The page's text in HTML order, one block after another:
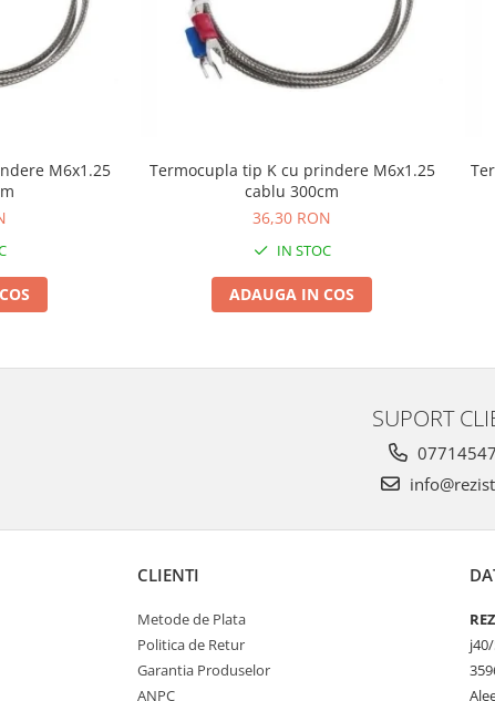
M6x1.25
Termocupla tip K cu prindere M6x1.25
cablu 300cm
36,30 RON
IN STOC
ADAUGA IN COS
SUPORT
CLIENTI
Metode de Plata
Politica de Retur
Garantia Produselor
ANPC